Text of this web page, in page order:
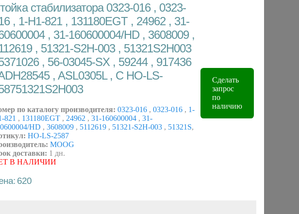
стабилизатора 0323-016 , 0323-
, 1-H1-821 , 131180EGT , 24962 , 31-
, 31-160600004/HD , 3608009 ,
, 51321-S2H-003 , 51321S2H003
, 56-03045-SX , 59244 , 917436
, ASL0305L , C HO-LS-
по каталогу производителя: 0323-016 , 0323-016 , 1-
821 , 131180EGT , 24962 , 31-160600004 , 31-
HD , 3608009 , 5112619 , 51321-S2H-003 , 51321S,
HO-LS-2587
MOOG
доставки: 1 дн.
В НАЛИЧИИ
620
Сделать
запрос
по
наличию